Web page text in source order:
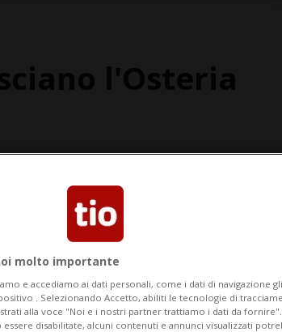
ricerca di qualcuno che
molto importante
e accediamo ai dati personali, come i dati di navigazione
. Selezionando Accetto, abiliti le tecnologie di
alla voce "Noi e i nostri partner trattiamo i dati da fornire".
disabilitate, alcuni contenuti e annunci visualizzati